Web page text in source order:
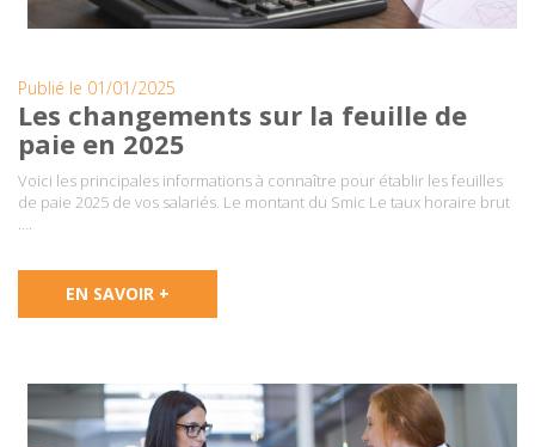
Publié le 01/01/2025
Les changements sur la feuille de
paie en 2025
Voici les principales informations à connaître pour établir les feuilles
de paie 2025 de vos salariés. Le montant du Smic Le taux horaire brut
….
EN SAVOIR +